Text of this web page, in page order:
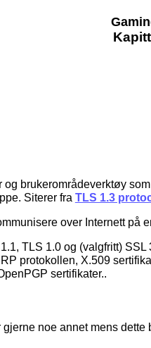
brukerområdeverktøy
Siterer fra TLS 1.3
over Internett på
TLS 1.0 og (valgfritt)
protokollen, X.509
sertifikater..
noe annet mens dette